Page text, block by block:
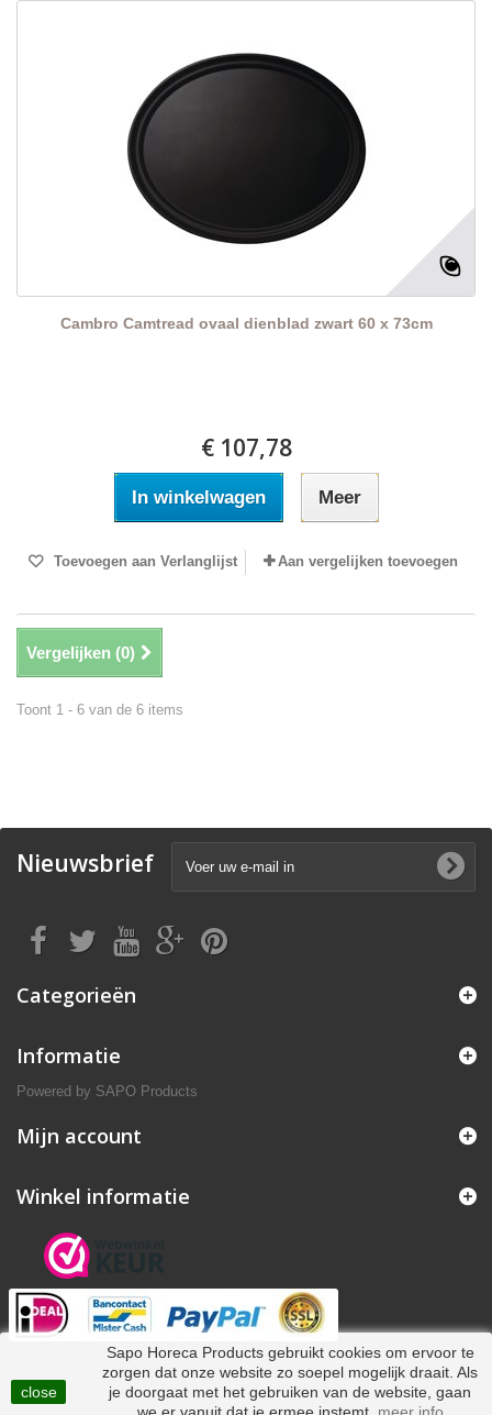
Cambro Camtread ovaal dienblad zwart 60 x 73cm
€ 107,78
In winkelwagen Meer
Toevoegen aan Verlanglijst Aan vergelijken toevoegen
Vergelijken (0)
Toont 1 - 6 van de 6 items
Nieuwsbrief
Categorieën
Informatie
Powered by SAPO Products
Mijn account
Winkel informatie
close
Sapo Horeca Products gebruikt cookies om ervoor te
zorgen dat onze website zo soepel mogelijk draait. Als
je doorgaat met het gebruiken van de website, gaan